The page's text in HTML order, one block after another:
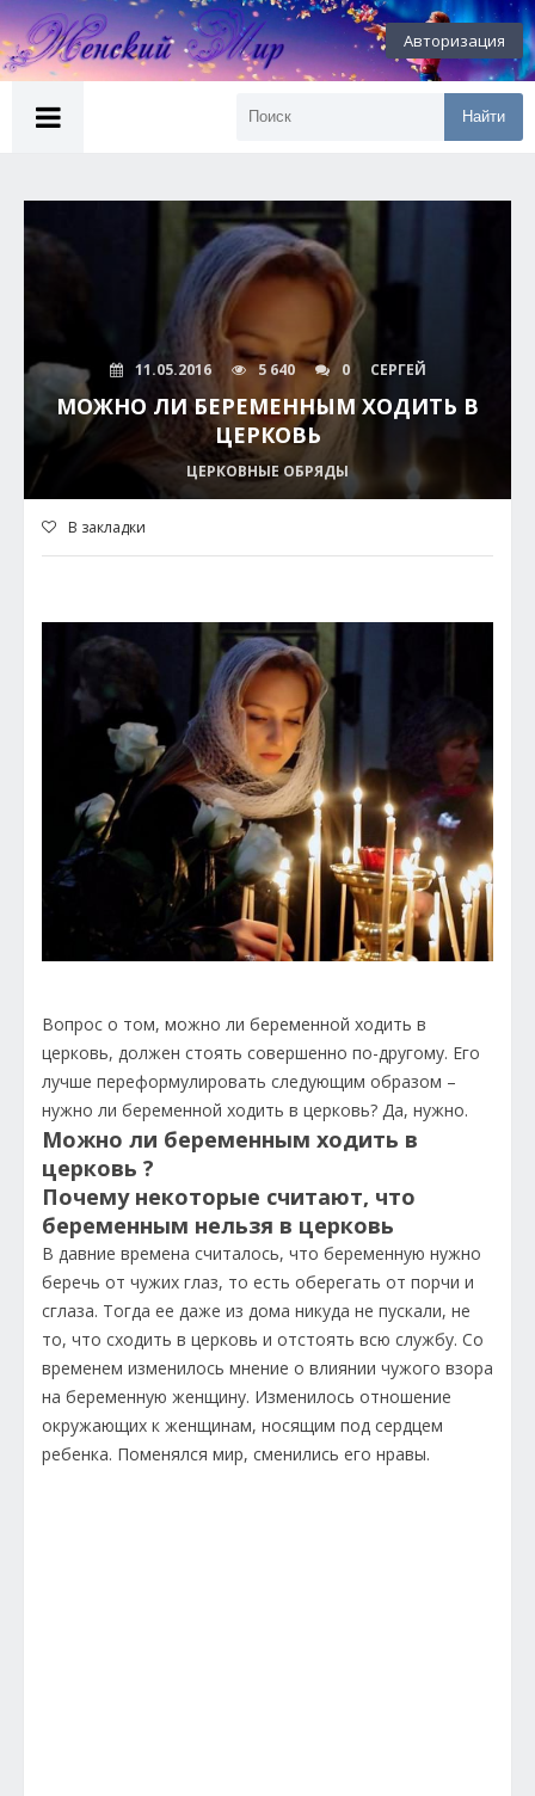
Авторизация
Найти
11.05.2016 5 640 0 СЕРГЕЙ
МОЖНО ЛИ БЕРЕМЕННЫМ ХОДИТЬ В
ЦЕРКОВЬ
ЦЕРКОВНЫЕ ОБРЯДЫ
В закладки
Вопрос о том, можно ли беременной ходить в
церковь, должен стоять совершенно по-другому. Его
лучше переформулировать следующим образом –
нужно ли беременной ходить в церковь? Да, нужно.
Можно ли беременным ходить в
церковь ?
Почему некоторые считают, что
беременным нельзя в церковь
В давние времена считалось, что беременную нужно
беречь от чужих глаз, то есть оберегать от порчи и
сглаза. Тогда ее даже из дома никуда не пускали, не
то, что сходить в церковь и отстоять всю службу. Со
временем изменилось мнение о влиянии чужого взора
на беременную женщину. Изменилось отношение
окружающих к женщинам, носящим под сердцем
ребенка. Поменялся мир, сменились его нравы.